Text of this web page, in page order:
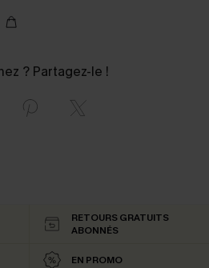
? Partagez-le !
RETOURS GRATUITS
ABONNÉS
EN PROMO